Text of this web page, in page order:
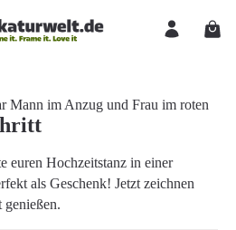
euren Hochzeitstanz in einer
als Geschenk! Jetzt zeichnen
genießen.